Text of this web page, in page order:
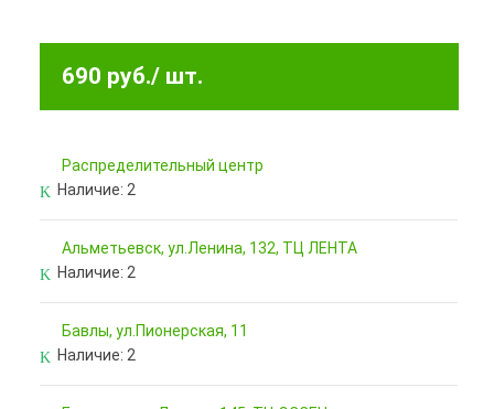
690 руб./ шт.
Pаспределительный центр
Наличие: 2
Альметьевск, ул.Ленина, 132, ТЦ ЛЕНТА
Наличие: 2
Бавлы, ул.Пионерская, 11
Наличие: 2